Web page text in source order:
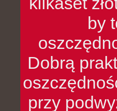
by
Dobrą
przy